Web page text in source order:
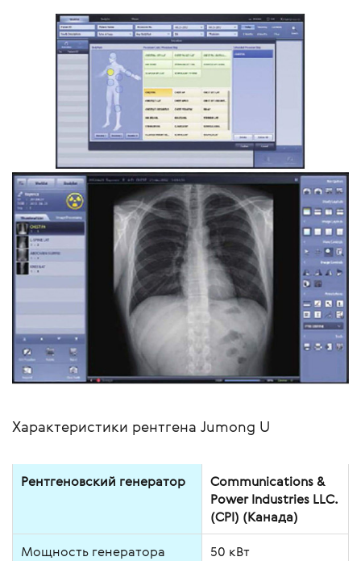
Характеристики рентгена Jumong U
Рентгеновский генератор
Communications &
Power Industries LLC.
(CPI) (Канада)
Мощность генератора
50 кВт